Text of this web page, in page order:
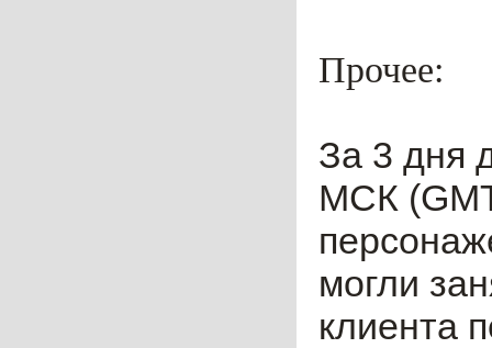
Прочее:
За 3 дня
МСК
могли
клиента